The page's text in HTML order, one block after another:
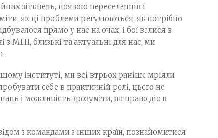
зіткнень, появою переселенців і
як ці проблеми регулюються, як потрібно
прямо у нас на очах, і бої велися в
з МГП, близькі та актуальні для нас, ми
інституті, ми всі втрьох раніше мріяли
себе в практичній ролі, цього не
і можливість зрозуміти, як право діє в
з командами з інших країн, познайомитися